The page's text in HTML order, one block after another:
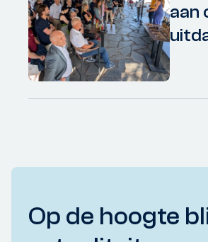
aan
Op de hoogte